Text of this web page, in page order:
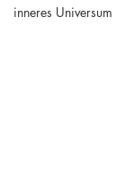
inneres Universum